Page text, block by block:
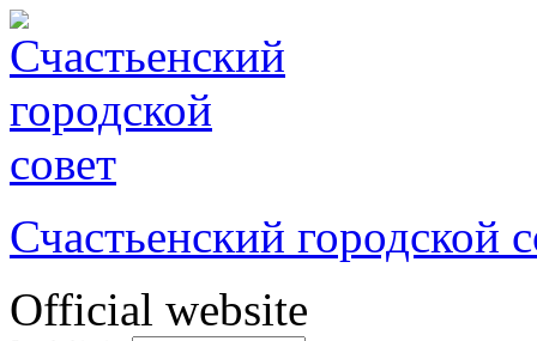
Счастьенский городской
Official website